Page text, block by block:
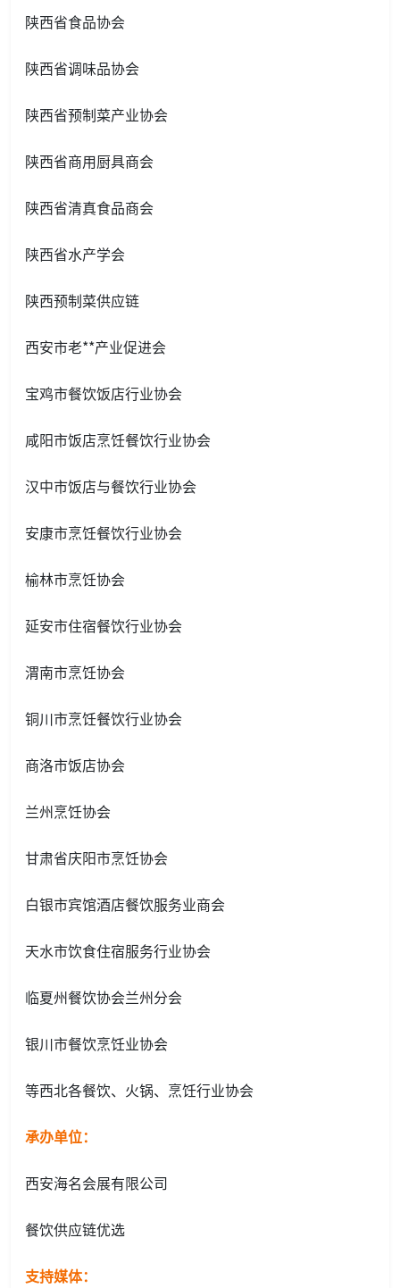
陕西省食品协会
陕西省调味品协会
陕西省预制菜产业协会
陕西省商用厨具商会
陕西省清真食品商会
陕西省水产学会
陕西预制菜供应链‍‍‍‍‍‍‍
西安市老**产业促进会
宝鸡市餐饮饭店行业协会
咸阳市饭店烹饪餐饮行业协会
汉中市饭店与餐饮行业协会
安康市烹饪餐饮行业协会
榆林市烹饪协会
延安市住宿餐饮行业协会
渭南市烹饪协会
铜川市烹饪餐饮行业协会
商洛市饭店协会
兰州烹饪协会
甘肃省庆阳市烹饪协会
白银市宾馆酒店餐饮服务业商会
天水市饮食住宿服务行业协会
临夏州餐饮协会兰州分会
银川市餐饮烹饪业协会
等西北各餐饮、火锅、烹饪行业协会
承办单位：
西安海名会展有限公司
餐饮供应链优选
支持媒体：